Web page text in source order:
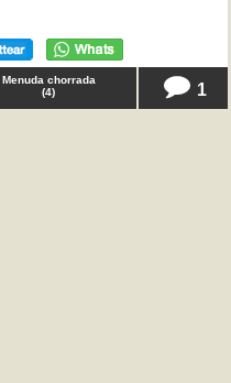
Menuda chorrada
(4) 1